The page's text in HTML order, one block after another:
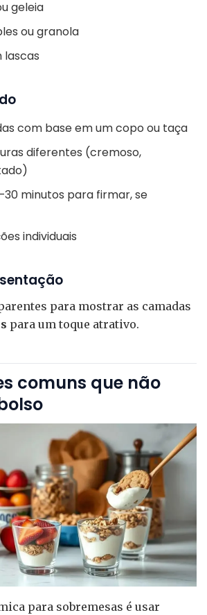
geleia
ou granola
com base em um copo ou taça
diferentes (cremoso,
minutos para firmar, se
individuais
para mostrar as camadas
para um toque atrativo.
comuns que não
para sobremesas é usar